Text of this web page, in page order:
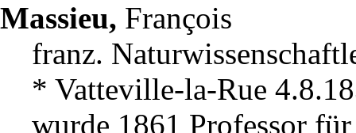
Massieu, François
franz.
* Vatteville-la-Rue
wurde 1861 Professor